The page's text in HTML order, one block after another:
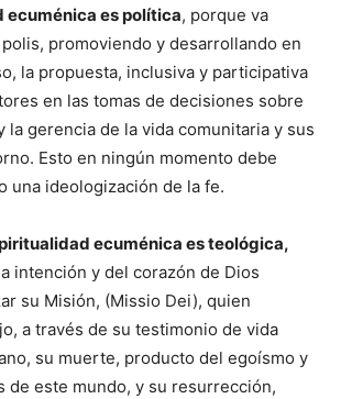
ecuménica es política, porque va
promoviendo y desarrollando en
la propuesta, inclusiva y participativa
en las tomas de decisiones sobre
la gerencia de la vida comunitaria y sus
Esto en ningún momento debe
una ideologización de la fe.
ecuménica es teológica,
intención y del corazón de Dios
su Misión, (Missio Dei), quien
a través de su testimonio de vida
su muerte, producto del egoísmo y
de este mundo, y su resurrección,